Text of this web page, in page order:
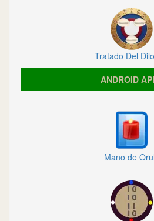
Tratado Del
ANDROID
Mano de